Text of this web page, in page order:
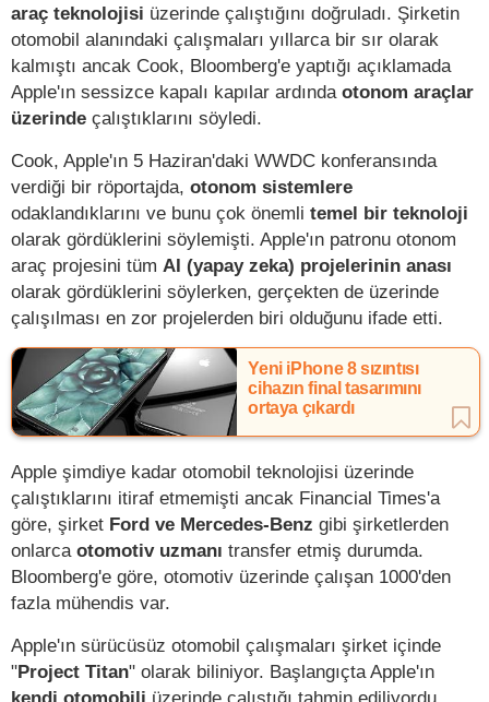
araç teknolojisi üzerinde çalıştığını doğruladı. Şirketin
otomobil alanındaki çalışmaları yıllarca bir sır olarak
kalmıştı ancak Cook, Bloomberg'e yaptığı açıklamada
Apple'ın sessizce kapalı kapılar ardında otonom araçlar
üzerinde çalıştıklarını söyledi.
Cook, Apple'ın 5 Haziran'daki WWDC konferansında
verdiği bir röportajda, otonom sistemlere
odaklandıklarını ve bunu çok önemli temel bir teknoloji
olarak gördüklerini söylemişti. Apple'ın patronu otonom
araç projesini tüm AI (yapay zeka) projelerinin anası
olarak gördüklerini söylerken, gerçekten de üzerinde
çalışılması en zor projelerden biri olduğunu ifade etti.
Yeni iPhone 8 sızıntısı
cihazın final tasarımını
ortaya çıkardı
Apple şimdiye kadar otomobil teknolojisi üzerinde
çalıştıklarını itiraf etmemişti ancak Financial Times'a
göre, şirket Ford ve Mercedes-Benz gibi şirketlerden
onlarca otomotiv uzmanı transfer etmiş durumda.
Bloomberg'e göre, otomotiv üzerinde çalışan 1000'den
fazla mühendis var.
Apple'ın sürücüsüz otomobil çalışmaları şirket içinde
"Project Titan" olarak biliniyor. Başlangıçta Apple'ın
kendi otomobili üzerinde çalıştığı tahmin ediliyordu,